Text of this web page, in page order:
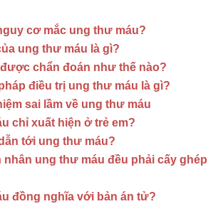
cơ mắc ung thư máu?
ung thư máu là gì?
chẩn đoán như thế nào?
điều trị ung thư máu là gì?
sai lầm về ung thư máu
chỉ xuất hiện ở trẻ em?
tới ung thư máu?
nhân ung thư máu đều phải cấy ghép
đồng nghĩa với bản án tử?